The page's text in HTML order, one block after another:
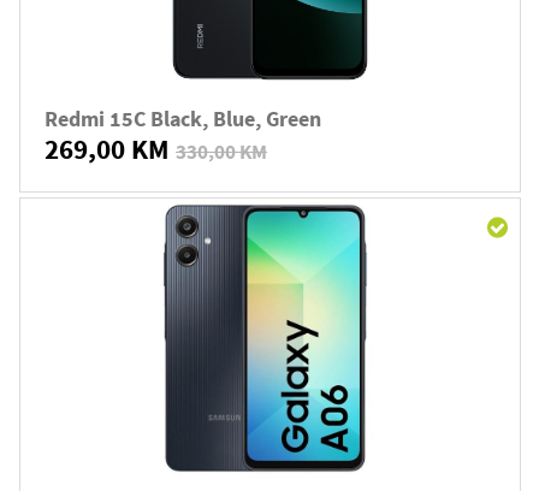
Redmi 15C Black, Blue, Green
269,00 KM 330,00 KM